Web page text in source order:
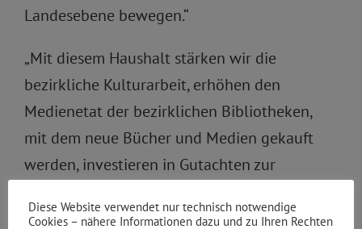
Landesebene bewegen.“
„Mit diesem Haushalt stärken wir die
bezirkliche Kulturarbeit, erhöhen den
Medienetat der bezirklichen Bibliotheken,
mit dem neue Bücher und Medien gekauft
werden, investieren in Gutachten zur
bezirklichen Einrichtungen aus und sorgen
Diese Website verwendet nur technisch notwendige
Cookies – nähere Informationen dazu und zu Ihren Rechten